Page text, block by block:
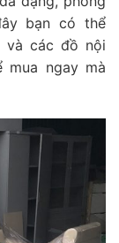
bạn có thể
và các đồ nội
ngay mà